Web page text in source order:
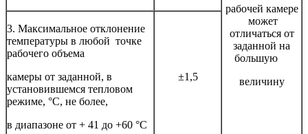
рабочей камере
может
отличаться от
заданной на
большую
величину
3. Максимальное отклонение
температуры в любой точке
рабочего объема
камеры от заданной, в
установившемся тепловом
режиме, °С, не более,
в диапазоне от + 41 до +60 °С
±1,5